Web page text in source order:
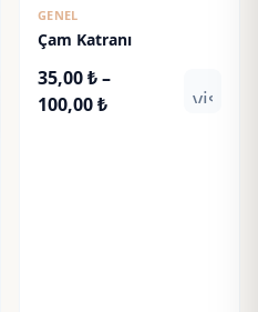
GENEL
Çam Katranı
35,00₺–
100,00₺Fiyat